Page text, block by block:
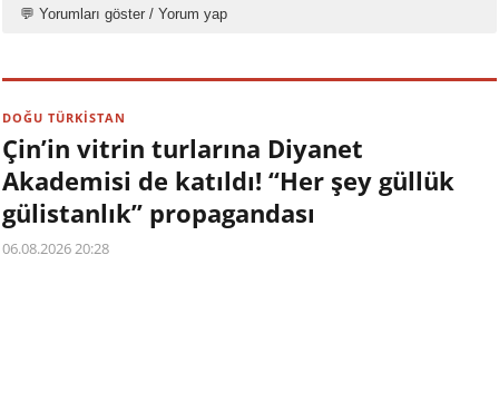
💬 Yorumları göster / Yorum yap
DOĞU TÜRKİSTAN
Çin’in vitrin turlarına Diyanet
Akademisi de katıldı! “Her şey güllük
gülistanlık” propagandası
06.08.2026 20:28